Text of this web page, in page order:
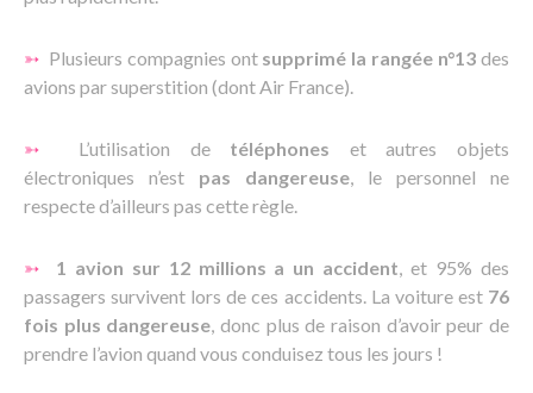
➳ Plusieurs compagnies ont supprimé la rangée n°13 des
avions par superstition (dont Air France).
➳ L’utilisation de téléphones et autres objets
électroniques n’est pas dangereuse, le personnel ne
respecte d’ailleurs pas cette règle.
➳ 1 avion sur 12 millions a un accident, et 95% des
passagers survivent lors de ces accidents. La voiture est 76
fois plus dangereuse, donc plus de raison d’avoir peur de
prendre l’avion quand vous conduisez tous les jours !